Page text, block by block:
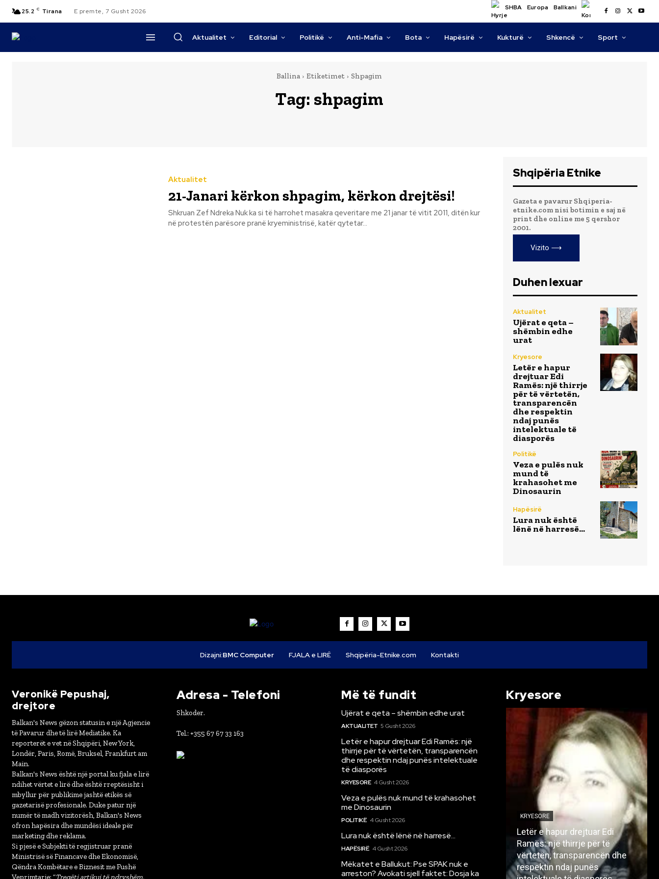
25.2 C Tirana E premte, 7 Gusht 2026 SHBA Europa Ballkani
Aktualitet Editorial Politikë Anti-Mafia Bota Hapësirë Kukturë Shkencë Sport
Ballina Etiketimet Shpagim
Tag: shpagim
Aktualitet
21-Janari kërkon shpagim, kërkon drejtësi!
Shkruan Zef Ndreka Nuk ka si të harrohet masakra qeveritare me 21 janar të vitit 2011, ditën kur
në protestën parësore pranë kryeministrisë, katër qytetar...
Shqipëria Etnike
Gazeta e pavarur Shqiperia-
etnike.com nisi botimin e saj në
print dhe online me 5 qershor
2001.
Vizito ⟶
Duhen lexuar
Aktualitet
Ujërat e qeta –
shëmbin edhe
urat
Kryesore
Letër e hapur
drejtuar Edi
Ramës: një thirrje
për të vërtetën,
transparencën
dhe respektin
ndaj punës
intelektuale të
diasporës
Politikë
Veza e pulës nuk
mund të
krahasohet me
Dinosaurin
Hapësirë
Lura nuk është
lënë në harresë…
Dizajni:BMC Computer FJALA e LIRË Shqipëria-Etnike.com Kontakti
Veronikë Pepushaj,
drejtore
Balkan's News gëzon statusin e një Agjencie
të Pavarur dhe të lirë Mediatike. Ka
reporterët e vet në Shqipëri, New York,
Londër, Paris, Romë, Bruksel, Frankfurt am
Main.
Balkan's News është një portal ku fjala e lirë
ndihet vërtet e lirë dhe është rreptësisht i
mbyllur për publikime jashtë etikës së
gazetarisë profesionale. Duke patur një
numër të madh vizitorësh, Balkan's News
ofron hapësira dhe mundësi ideale për
marketing dhe reklama.
Si pjesë e Subjekti të regjistruar pranë
Ministrisë së Financave dhe Ekonomisë,
Qëndra Kombëtare e Biznesit me Fushë
Veprimtarie: “Tregëti artikuj të ndryshëm,
Adresa - Telefoni
Shkoder.
Tel.: +355 67 67 33 163
Më të fundit
Ujërat e qeta – shëmbin edhe urat
AKTUALITET 5 Gusht 2026
Letër e hapur drejtuar Edi Ramës: një
thirrje për të vërtetën, transparencën
dhe respektin ndaj punës intelektuale
të diasporës
KRYESORE 4 Gusht 2026
Veza e pulës nuk mund të krahasohet
me Dinosaurin
POLITIKË 4 Gusht 2026
Lura nuk është lënë në harresë…
HAPËSIRË 4 Gusht 2026
Mëkatet e Ballukut: Pse SPAK nuk e
arreston? Avokati sjell faktet: Dosja ka
Kryesore
KRYESORE
Letër e hapur drejtuar Edi
Ramës: një thirrje për të
vërtetën, transparencën dhe
respektin ndaj punës